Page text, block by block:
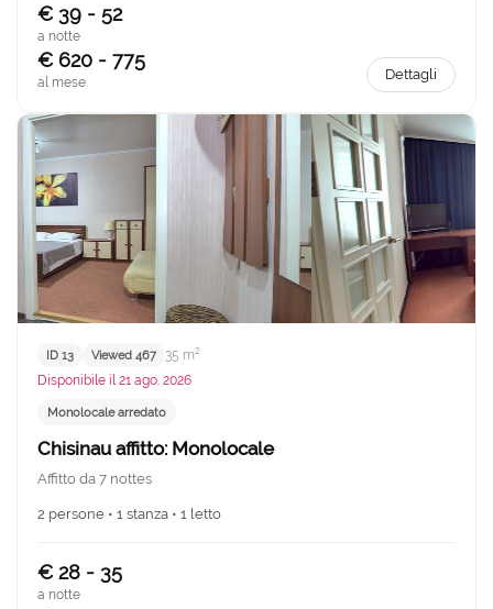
€ 39 - 52
a notte
€ 620 - 775
al mese Dettagli
ID 13 Viewed 467
35 m²
Disponibile il 21 ago. 2026
Monolocale arredato
Chisinau affitto: Monolocale
Affitto da 7 nottes
2 persone • 1 stanza • 1 letto
€ 28 - 35
a notte